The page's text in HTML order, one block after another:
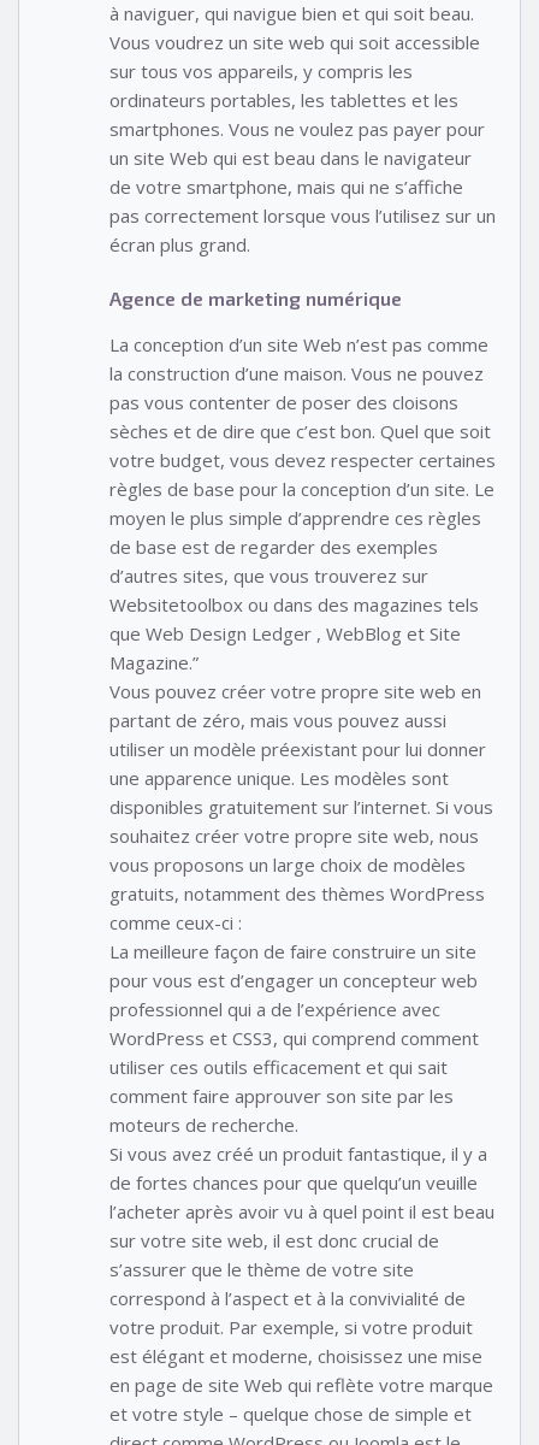
à naviguer, qui navigue bien et qui soit beau.
Vous voudrez un site web qui soit accessible
sur tous vos appareils, y compris les
ordinateurs portables, les tablettes et les
smartphones. Vous ne voulez pas payer pour
un site Web qui est beau dans le navigateur
de votre smartphone, mais qui ne s’affiche
pas correctement lorsque vous l’utilisez sur un
écran plus grand.
Agence de marketing numérique
La conception d’un site Web n’est pas comme
la construction d’une maison. Vous ne pouvez
pas vous contenter de poser des cloisons
sèches et de dire que c’est bon. Quel que soit
votre budget, vous devez respecter certaines
règles de base pour la conception d’un site. Le
moyen le plus simple d’apprendre ces règles
de base est de regarder des exemples
d’autres sites, que vous trouverez sur
Websitetoolbox ou dans des magazines tels
que Web Design Ledger , WebBlog et Site
Magazine.”
Vous pouvez créer votre propre site web en
partant de zéro, mais vous pouvez aussi
utiliser un modèle préexistant pour lui donner
une apparence unique. Les modèles sont
disponibles gratuitement sur l’internet. Si vous
souhaitez créer votre propre site web, nous
vous proposons un large choix de modèles
gratuits, notamment des thèmes WordPress
comme ceux-ci :
La meilleure façon de faire construire un site
pour vous est d’engager un concepteur web
professionnel qui a de l’expérience avec
WordPress et CSS3, qui comprend comment
utiliser ces outils efficacement et qui sait
comment faire approuver son site par les
moteurs de recherche.
Si vous avez créé un produit fantastique, il y a
de fortes chances pour que quelqu’un veuille
l’acheter après avoir vu à quel point il est beau
sur votre site web, il est donc crucial de
s’assurer que le thème de votre site
correspond à l’aspect et à la convivialité de
votre produit. Par exemple, si votre produit
est élégant et moderne, choisissez une mise
en page de site Web qui reflète votre marque
et votre style – quelque chose de simple et